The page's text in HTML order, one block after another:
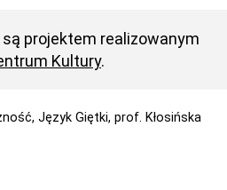
są projektem realizowanym
Kultury.
Język Giętki,prof. Kłosińska